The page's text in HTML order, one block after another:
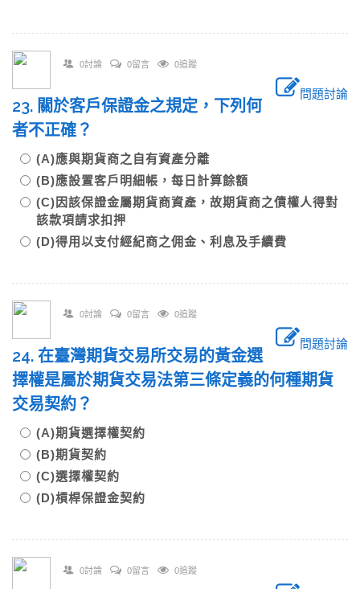
0討論 0留言 0追蹤
問題討論
23. 關於客戶保證金之規定，下列何
者不正確？
(A)應與期貨商之自有資產分離
(B)應設置客戶明細帳，每日計算餘額
(C)因該保證金屬期貨商資產，故期貨商之債權人得對
該款項請求扣押
(D)得用以支付經紀商之佣金、利息及手續費
0討論 0留言 0追蹤
問題討論
24. 在臺灣期貨交易所交易的黃金選
擇權是屬於期貨交易法第三條定義的何種期貨
交易契約？
(A)期貨選擇權契約
(B)期貨契約
(C)選擇權契約
(D)槓桿保證金契約
0討論 0留言 0追蹤